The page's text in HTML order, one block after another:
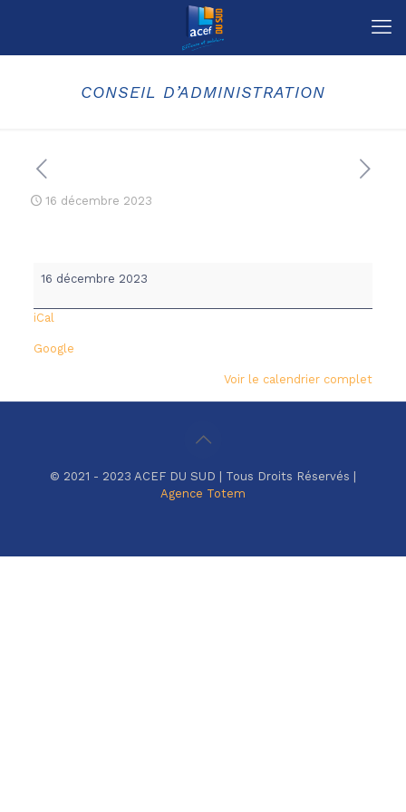
CONSEIL D’ADMINISTRATION
16 décembre 2023
CONSEIL
16 décembre 2023
iCal
Google
Voir le calendrier complet
© 2021 - 2023 ACEF DU SUD | Tous Droits Réservés |
Agence Totem